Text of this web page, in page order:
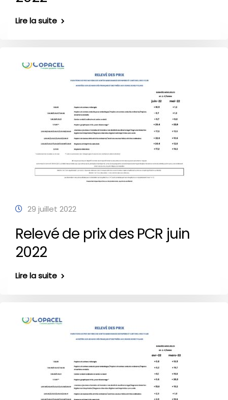
Lire la suite
29 juillet 2022
Relevé de prix des PCR juin
2022
Lire la suite